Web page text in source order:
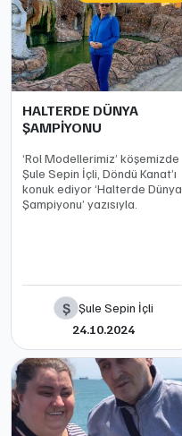
HALTERDE DÜNYA
ŞAMPİYONU
‘Rol Modellerimiz’ köşemizde
Şule Sepin İçli, Döndü Kanat’ı
konuk ediyor ‘Halterde Dünya
Şampiyonu’ yazısıyla.
Ş Şule Sepin İçli
24.10.2024